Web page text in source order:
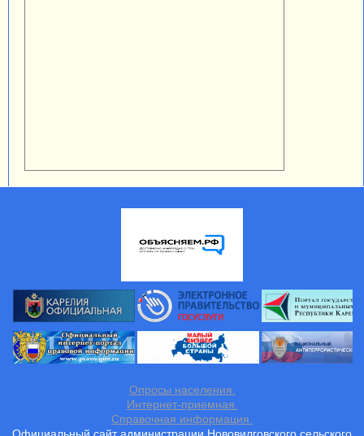
Опросы населения.
Интернет-приемная.
Справочная информация.